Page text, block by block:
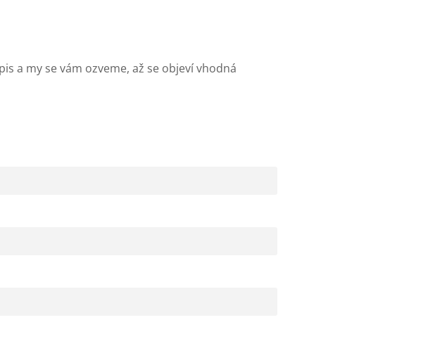
a my se vám ozveme, až se objeví vhodná